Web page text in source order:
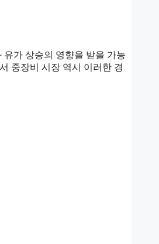
가 상승의 영향을 받을 가능
중장비 시장 역시 이러한 경